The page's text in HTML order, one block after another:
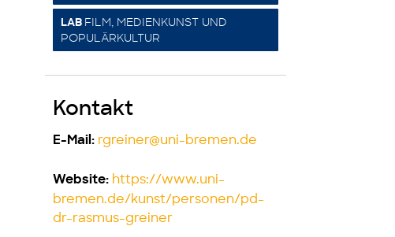
LAB FILM, MEDIENKUNST UND
POPULÄRKULTUR
Kontakt
E-Mail: rgreiner@uni-bremen.de
Website: https://www.uni-
bremen.de/kunst/personen/pd-
dr-rasmus-greiner